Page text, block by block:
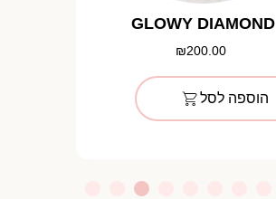
GLOWY DIAMOND
200.00
₪
הוספה לסל